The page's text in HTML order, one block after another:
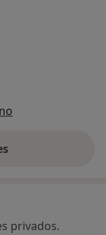
privados.